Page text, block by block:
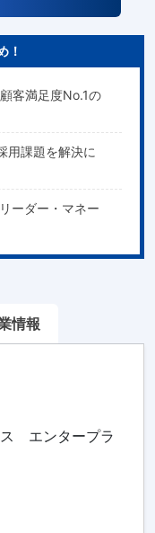
！
客満足度No.1の
用課題を解決に
ーダー・マネー
情報
ス エンタープラ